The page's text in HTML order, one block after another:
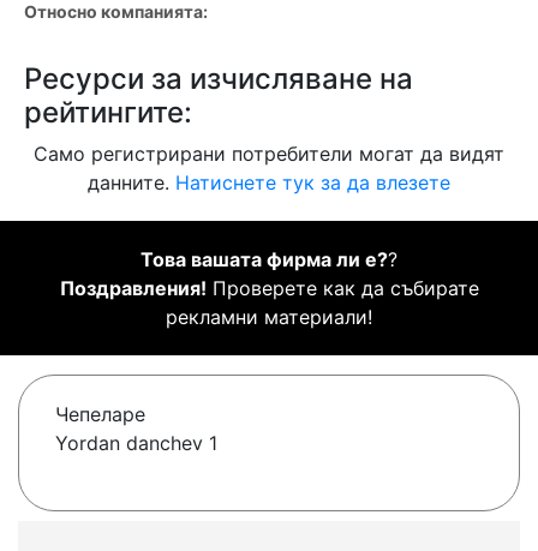
Относно компанията:
Ресурси за изчисляване на
рейтингите:
Само регистрирани потребители могат да видят
данните. Натиснете тук за да влезете
Това вашата фирма ли е??
Поздравления! Проверете как да събирате
рекламни материали!
Чепеларе
Yordan danchev 1